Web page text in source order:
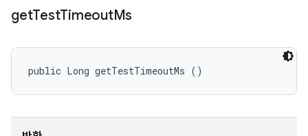
getTestTimeoutMs
public Long getTestTimeoutMs ()